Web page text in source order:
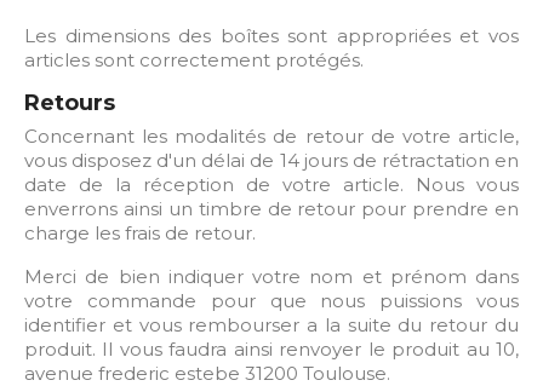
Les dimensions des boîtes sont appropriées et vos
articles sont correctement protégés.
Retours
Concernant les modalités de retour de votre article,
vous disposez d'un délai de 14 jours de rétractation en
date de la réception de votre article. Nous vous
enverrons ainsi un timbre de retour pour prendre en
charge les frais de retour.
Merci de bien indiquer votre nom et prénom dans
votre commande pour que nous puissions vous
identifier et vous rembourser a la suite du retour du
produit. Il vous faudra ainsi renvoyer le produit au 10,
avenue frederic estebe 31200 Toulouse.